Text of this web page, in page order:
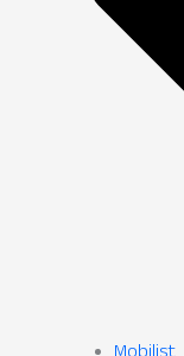
Mobilist